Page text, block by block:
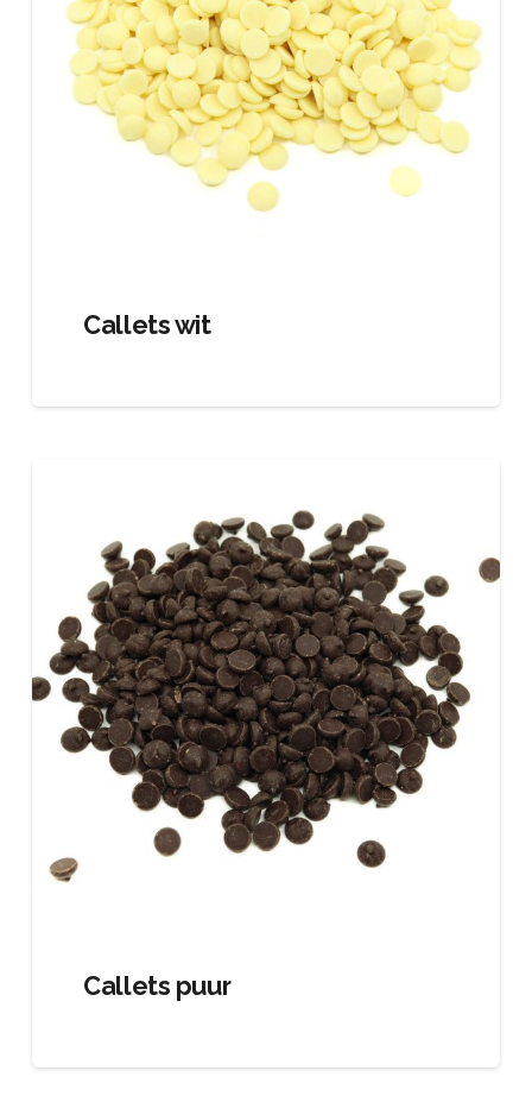
Callets wit
Callets puur